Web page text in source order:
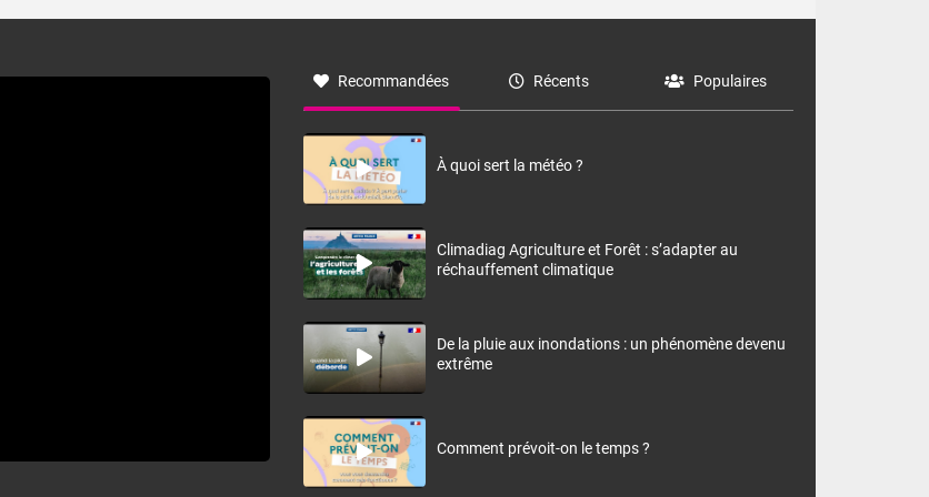
à nord-ouest, dans un secteur qui part du Roussillon à la
monts, en allusion aux régions montagneuses d’où
Recommandées Récents Populaires
À quoi sert la météo ?
Climadiag Agriculture et Forêt : s’adapter au
réchauffement climatique
De la pluie aux inondations : un phénomène devenu
extrême
Comment prévoit-on le temps ?